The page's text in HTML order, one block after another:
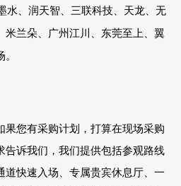
水、润天智、三联科技、天龙、无
米兰朵、广州江川、东莞至上、翼
您有采购计划，打算在现场采购
告诉我们，我们提供包括参观路线
道快速入场、专属贵宾休息厅、一